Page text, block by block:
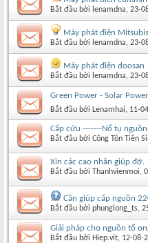
Bắt đầu bởi lenamdna‎, 23-
Máy phát điện
Bắt đầu bởi lenamdna‎, 23-
Máy phát điện doosan
Bắt đầu bởi lenamdna‎, 23-
Green Power - Solar Power
Bắt đầu bởi Lenamhai‎, 11-
Cấp cứu -------Nổ tụ
Bắt đầu bởi Công Tôn Tiên
Xin các cao nhân giúp đỡ.
Bắt đầu bởi Thanhvienmoi‎,
Cần giúp cấp nguồn
Bắt đầu bởi phunglong_ts‎,
Giải pháp cho nguồn tổ
Bắt đầu bởi Hiep.vit‎, 12-08-